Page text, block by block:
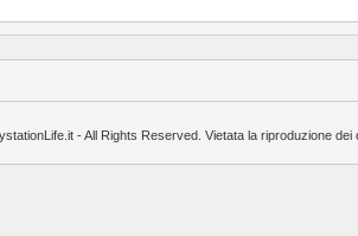
- All Rights Reserved. Vietata la riproduzione dei